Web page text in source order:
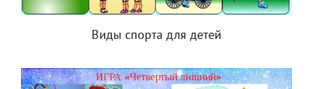
Виды спорта для детей